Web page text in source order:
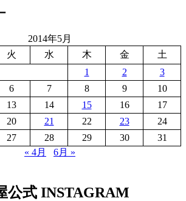
2014年5月
火 水 木 金
土
1
2
3
6 7 8 9
10
13 14 15 16
17
20 21 22 23
24
27 28 29 30
31
« 4月
6月 »
公式 INSTAGRAM